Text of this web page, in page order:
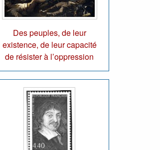
Des peuples, de leur
existence, de leur capacité
de résister à l’oppression